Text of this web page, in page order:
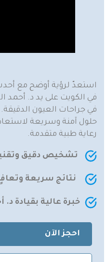
استعدّ لرؤية أوضح مع
في الكويت على يد د. أحمد
في جراحات العيون الدقيقة.
حلول آمنة وسريعة
رعاية طبية متقدمة.
تشخيص دقيق
نتائج سريعة
خبرة عالية بقيادة
احجز الآن